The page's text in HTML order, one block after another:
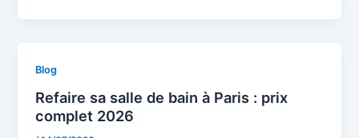
Blog
Refaire sa salle de bain à Paris : prix
complet 2026